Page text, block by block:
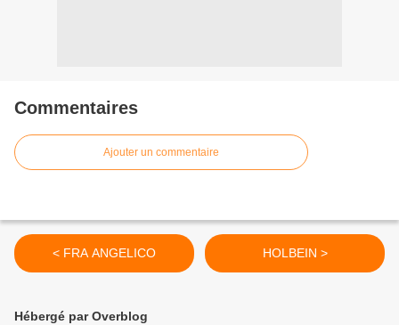
Commentaires
Ajouter un commentaire
< FRA ANGELICO HOLBEIN >
Hébergé par Overblog